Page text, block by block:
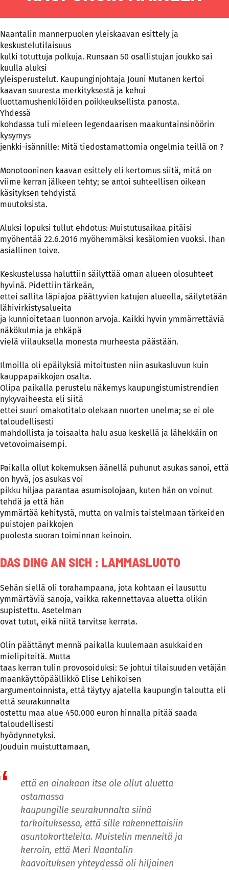
Naantalin mannerpuolen yleiskaavan esittely ja
keskustelutilaisuus
kulki totuttuja polkuja. Runsaan 50 osallistujan joukko sai
kuulla aluksi
yleisperustelut. Kaupunginjohtaja Jouni Mutanen kertoi
kaavan suuresta merkityksestä ja kehui
luottamushenkilöiden poikkeuksellista panosta.
Yhdessä
kohdassa tuli mieleen legendaarisen maakuntainsinöörin
kysymys
jenkki-isännille: Mitä tiedostamattomia ongelmia teillä on ?
Monotooninen kaavan esittely eli kertomus siitä, mitä on
viime kerran jälkeen tehty; se antoi suhteellisen oikean
käsityksen tehdyistä
muutoksista.
Aluksi lopuksi tullut ehdotus: Muistutusaikaa pitäisi
myöhentää 22.6.2016 myöhemmäksi kesälomien vuoksi. Ihan
asiallinen toive.
Keskustelussa haluttiin säilyttää oman alueen olosuhteet
hyvinä. Pidettiin tärkeän,
ettei sallita läpiajoa päättyvien katujen alueella, säilytetään
lähivirkistysalueita
ja kunnioitetaan luonnon arvoja. Kaikki hyvin ymmärrettäviä
näkökulmia ja ehkäpä
vielä viilauksella monesta murheesta päästään.
Ilmoilla oli epäilyksiä mitoitusten niin asukasluvun kuin
kauppapaikkojen osalta.
Olipa paikalla perustelu näkemys kaupungistumistrendien
nykyvaiheesta eli siitä
ettei suuri omakotitalo olekaan nuorten unelma; se ei ole
taloudellisesti
mahdollista ja toisaalta halu asua keskellä ja lähekkäin on
vetovoimaisempi.
Paikalla ollut kokemuksen äänellä puhunut asukas sanoi, että
on hyvä, jos asukas voi
pikku hiljaa parantaa asumisolojaan, kuten hän on voinut
tehdä ja että hän
ymmärtää kehitystä, mutta on valmis taistelmaan tärkeiden
puistojen paikkojen
puolesta suoran toiminnan keinoin.
DAS DING AN SICH : LAMMASLUOTO
Sehän siellä oli torahampaana, jota kohtaan ei lausuttu
ymmärtäviä sanoja, vaikka rakennettavaa aluetta olikin
supistettu. Asetelman
ovat tutut, eikä niitä tarvitse kerrata.
Olin päättänyt mennä paikalla kuulemaan asukkaiden
mielipiteitä. Mutta
taas kerran tulin provosoiduksi: Se johtui tilaisuuden vetäjän
maankäyttöpäällikkö Elise Lehikoisen
argumentoinnista, että täytyy ajatella kaupungin taloutta eli
että seurakunnalta
ostettu maa alue 450.000 euron hinnalla pitää saada
taloudellisesti
hyödynnetyksi.
Jouduin muistuttamaan,
että en ainakaan itse ole ollut aluetta
ostamassa
kaupungille seurakunnalta siinä
tarkoituksessa, että sille rakennettaisiin
asuntokortteleita. Muistelin menneitä ja
kerroin, että Meri Naantalin
kaavoituksen yhteydessä oli hiljainen